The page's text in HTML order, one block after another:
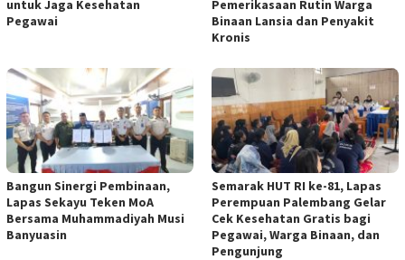
untuk Jaga Kesehatan
Pegawai
Pemerikasaan Rutin Warga
Binaan Lansia dan Penyakit
Kronis
Bangun Sinergi Pembinaan,
Lapas Sekayu Teken MoA
Bersama Muhammadiyah Musi
Banyuasin
Semarak HUT RI ke-81, Lapas
Perempuan Palembang Gelar
Cek Kesehatan Gratis bagi
Pegawai, Warga Binaan, dan
Pengunjung